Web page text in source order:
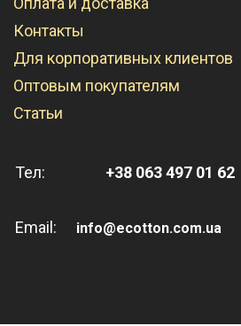
Контакты
Для корпоративных клиентов
Оптовым покупателям
Статьи
Тел: +38 063 497 01 62
Email: info@ecotton.com.ua